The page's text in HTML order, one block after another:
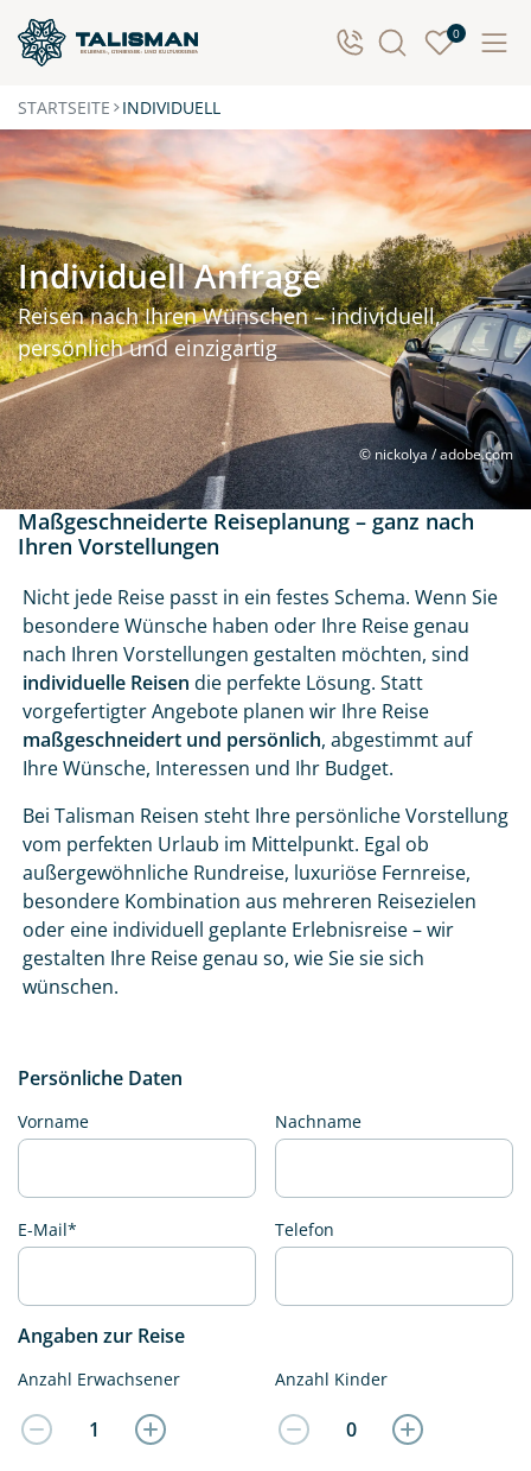
0
STARTSEITE INDIVIDUELL
© nickolya / adobe.com
Individuell Anfrage
Reisen nach Ihren Wünschen – individuell,
persönlich und einzigartig
Maßgeschneiderte Reiseplanung – ganz nach
Ihren Vorstellungen
Nicht jede Reise passt in ein festes Schema. Wenn Sie
besondere Wünsche haben oder Ihre Reise genau
nach Ihren Vorstellungen gestalten möchten, sind
individuelle Reisen die perfekte Lösung. Statt
vorgefertigter Angebote planen wir Ihre Reise
maßgeschneidert und persönlich, abgestimmt auf
Ihre Wünsche, Interessen und Ihr Budget.
Bei Talisman Reisen steht Ihre persönliche Vorstellung
vom perfekten Urlaub im Mittelpunkt. Egal ob
außergewöhnliche Rundreise, luxuriöse Fernreise,
besondere Kombination aus mehreren Reisezielen
oder eine individuell geplante Erlebnisreise – wir
gestalten Ihre Reise genau so, wie Sie sie sich
wünschen.
Persönliche Daten
Vorname Nachname
E-Mail* Telefon
Angaben zur Reise
Anzahl Erwachsener Anzahl Kinder